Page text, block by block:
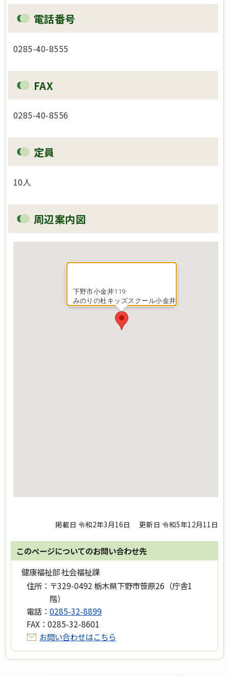
電話番号
0285-40-8555
FAX
0285-40-8556
定員
10人
周辺案内図
下野市小金井119
みのりの杜キッズスクール小金井
掲載日 令和2年3月16日 更新日 令和5年12月11日
このページについてのお問い合わせ先
健康福祉部 社会福祉課
住所： 〒329-0492 栃木県下野市笹原26（庁舎1
階）
電話： 0285-32-8899
FAX： 0285-32-8601
お問い合わせはこちら